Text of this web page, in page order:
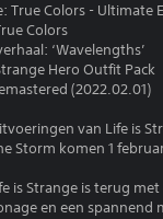
True Colors - Ultimate
Colors
‘Wavelengths’
Hero Outfit Pack
(2022.02.01)
van Life is
Storm komen 1
is Strange is terug
en een spannend